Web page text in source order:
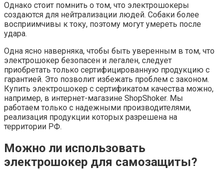
Однако стоит помнить о том, что электрошокеры
создаются для нейтрализации людей. Собаки более
восприимчивы к току, поэтому могут умереть после
удара.
Одна ясно наверняка, чтобы быть уверенным в том, что
электрошокер безопасен и легален, следует
приобретать только сертифицированную продукцию с
гарантией. Это позволит избежать проблем с законом.
Купить электрошокер с сертификатом качества можно,
например, в интернет-магазине ShopShoker. Мы
работаем только с надежными производителями,
реализация продукции которых разрешена на
территории РФ.
Можно ли использовать
электрошокер для самозащиты?